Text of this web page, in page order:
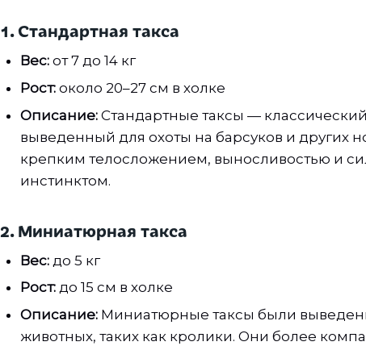
1. Стандартная такса
Вес: от 7 до 14 кг
Рост: около 20–27 см в холке
Описание: Стандартные таксы —
выведенный для охоты на барсуков и других
крепким телосложением, выносливостью и
инстинктом.
2. Миниатюрная такса
Вес: до 5 кг
Рост: до 15 см в холке
Описание: Миниатюрные таксы были
животных, таких как кролики. Они более